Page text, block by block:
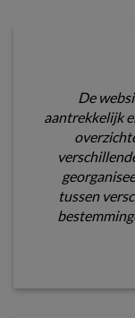
De
aantrekkelijk
tussen